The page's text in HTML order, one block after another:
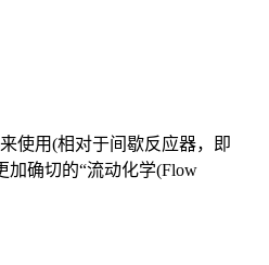
使用(相对于间歇反应器，即
加确切的“流动化学(Flow